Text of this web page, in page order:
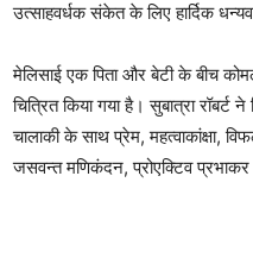
उत्साहवर्धक संकेत के लिए हार्दिक
मेलिसाई एक पिता और बेटी के बीच
चित्रित किया गया है। सुबात्रा
चालाकी के साथ प्रेम, महत्वाकांक्षा,
जसवन्त मणिकंदन, प्रोएक्टिव